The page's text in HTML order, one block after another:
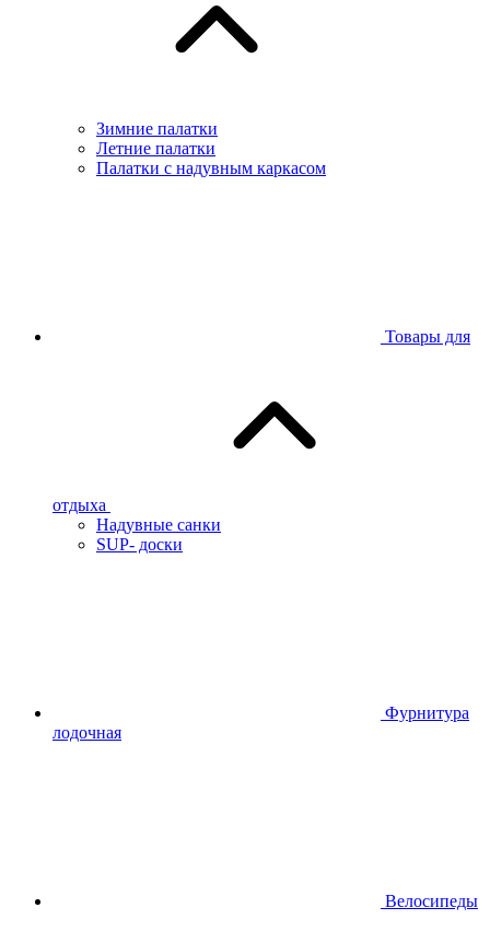
Зимние палатки
Летние палатки
Палатки с надувным каркасом
Товары для
отдыха
Надувные санки
SUP- доски
Фурнитура
лодочная
Велосипеды